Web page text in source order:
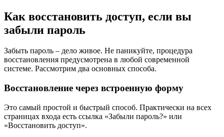
Как восстановить доступ, если вы
забыли пароль
Забыть пароль – дело живое. Не паникуйте, процедура
восстановления предусмотрена в любой современной
системе. Рассмотрим два основных способа.
Восстановление через встроенную форму
Это самый простой и быстрый способ. Практически на всех
страницах входа есть ссылка «Забыли пароль?» или
«Восстановить доступ».